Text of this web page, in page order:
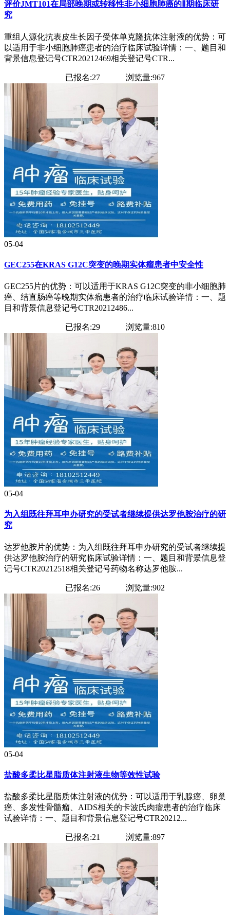
评价JMT101在局部晚期或转移性非小细胞肺癌的Ⅱ期临床研
究
重组人源化抗表皮生长因子受体单克隆抗体注射液的优势：可
以适用于非小细胞肺癌患者的治疗临床试验详情：一、题目和
背景信息登记号CTR20212469相关登记号CTR...
已报名:27 浏览量:967
05-04
GEC255在KRAS G12C突变的晚期实体瘤患者中安全性
GEC255片的优势：可以适用于KRAS G12C突变的非小细胞肺
癌、结直肠癌等晚期实体瘤患者的治疗临床试验详情：一、题
目和背景信息登记号CTR20212486...
已报名:29 浏览量:810
05-04
为入组既往拜耳申办研究的受试者继续提供达罗他胺治疗的研
究
达罗他胺片的优势：为入组既往拜耳申办研究的受试者继续提
供达罗他胺治疗的研究临床试验详情：一、题目和背景信息登
记号CTR20212518相关登记号药物名称达罗他胺...
已报名:26 浏览量:902
05-04
盐酸多柔比星脂质体注射液生物等效性试验
盐酸多柔比星脂质体注射液的优势：可以适用于乳腺癌、卵巢
癌、多发性骨髓瘤、AIDS相关的卡波氏肉瘤患者的治疗临床
试验详情：一、题目和背景信息登记号CTR20212...
已报名:21 浏览量:897